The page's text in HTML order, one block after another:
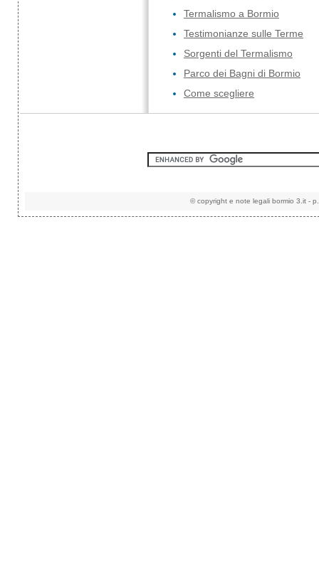
Termalismo a Bormio
Testimonianze sulle Terme
Sorgenti del Termalismo
Parco dei Bagni di Bormio
Come scegliere
©copyright e note legali bormio 3.it -